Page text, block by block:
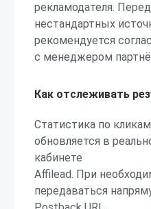
рекламодателя.
нестандартных
рекомендуется
с менеджером
Как отслеживать
Статистика по
обновляется в
кабинете
Affilead. При
передаваться